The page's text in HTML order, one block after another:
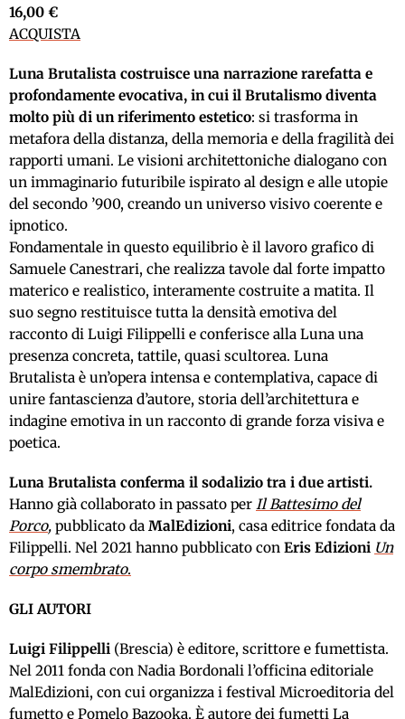
16,00 €
ACQUISTA
Luna Brutalista costruisce una narrazione rarefatta e
profondamente evocativa, in cui il Brutalismo diventa
molto più di un riferimento estetico: si trasforma in
metafora della distanza, della memoria e della fragilità dei
rapporti umani. Le visioni architettoniche dialogano con
un immaginario futuribile ispirato al design e alle utopie
del secondo ’900, creando un universo visivo coerente e
ipnotico.
Fondamentale in questo equilibrio è il lavoro grafico di
Samuele Canestrari, che realizza tavole dal forte impatto
materico e realistico, interamente costruite a matita. Il
suo segno restituisce tutta la densità emotiva del
racconto di Luigi Filippelli e conferisce alla Luna una
presenza concreta, tattile, quasi scultorea. Luna
Brutalista è un’opera intensa e contemplativa, capace di
unire fantascienza d’autore, storia dell’architettura e
indagine emotiva in un racconto di grande forza visiva e
poetica.
Luna Brutalista conferma il sodalizio tra i due artisti.
Hanno già collaborato in passato per Il Battesimo del
Porco, pubblicato da MalEdizioni, casa editrice fondata da
Filippelli. Nel 2021 hanno pubblicato con Eris Edizioni Un
corpo smembrato.
GLI AUTORI
Luigi Filippelli (Brescia) è editore, scrittore e fumettista.
Nel 2011 fonda con Nadia Bordonali l’officina editoriale
MalEdizioni, con cui organizza i festival Microeditoria del
fumetto e Pomelo Bazooka. È autore dei fumetti La